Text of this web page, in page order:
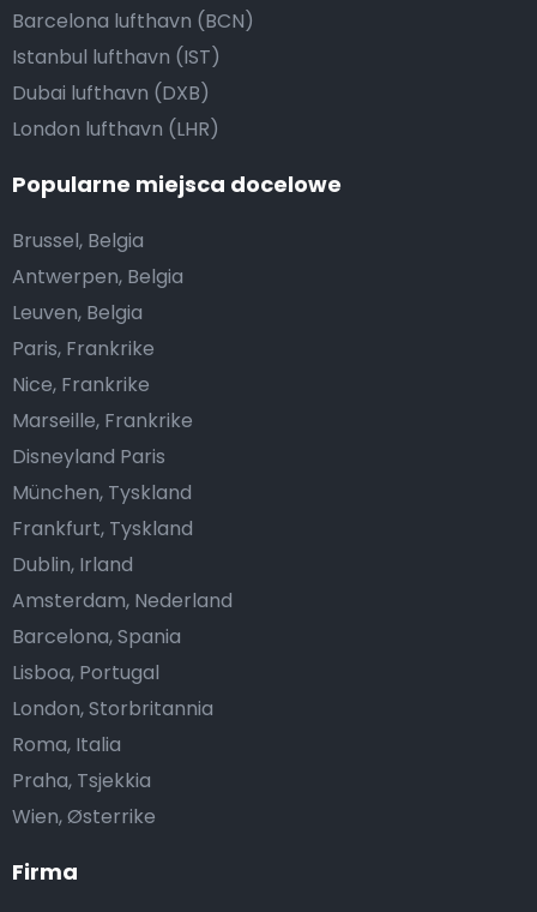
Firma
Barcelona lufthavn (BCN)
Istanbul lufthavn (IST)
Dubai lufthavn (DXB)
London lufthavn (LHR)
Popularne miejsca docelowe
Brussel, Belgia
Antwerpen, Belgia
Leuven, Belgia
Paris, Frankrike
Nice, Frankrike
Marseille, Frankrike
Disneyland Paris
München, Tyskland
Frankfurt, Tyskland
Dublin, Irland
Amsterdam, Nederland
Barcelona, Spania
Lisboa, Portugal
London, Storbritannia
Roma, Italia
Praha, Tsjekkia
Wien, Østerrike